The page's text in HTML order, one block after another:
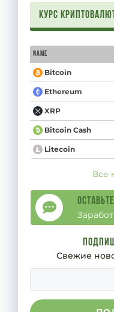
Курс
Name
Bitcoin
Ethereum
XRP
Bitcoin Cash
Litecoin
Все
Свежие